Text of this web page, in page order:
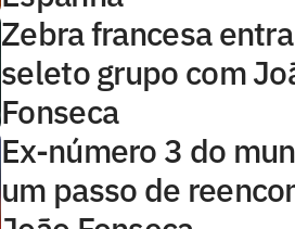
Zebra francesa
seleto grupo com
Fonseca
Ex-número 3 do
um passo de